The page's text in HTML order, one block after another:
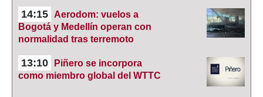
14:15
Aerodom: vuelos a
Bogotá y Medellín operan con
normalidad tras terremoto
13:10
Piñero se incorpora
como miembro global del WTTC